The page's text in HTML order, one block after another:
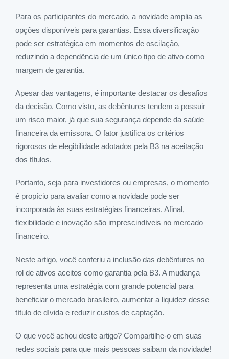
Para os participantes do mercado, a novidade amplia as
opções disponíveis para garantias. Essa diversificação
pode ser estratégica em momentos de oscilação,
reduzindo a dependência de um único tipo de ativo como
margem de garantia.
Apesar das vantagens, é importante destacar os desafios
da decisão. Como visto, as debêntures tendem a possuir
um risco maior, já que sua segurança depende da saúde
financeira da emissora. O fator justifica os critérios
rigorosos de elegibilidade adotados pela B3 na aceitação
dos títulos.
Portanto, seja para investidores ou empresas, o momento
é propício para avaliar como a novidade pode ser
incorporada às suas estratégias financeiras. Afinal,
flexibilidade e inovação são imprescindíveis no mercado
financeiro.
Neste artigo, você conferiu a inclusão das debêntures no
rol de ativos aceitos como garantia pela B3. A mudança
representa uma estratégia com grande potencial para
beneficiar o mercado brasileiro, aumentar a liquidez desse
título de dívida e reduzir custos de captação.
O que você achou deste artigo? Compartilhe-o em suas
redes sociais para que mais pessoas saibam da novidade!